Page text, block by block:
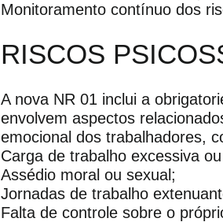
Monitoramento contínuo dos
RISCOS
A nova NR 01 inclui a
envolvem aspectos
emocional dos trabalhadores,
Carga de trabalho excessiva
Assédio moral ou sexual;
Jornadas de trabalho
Falta de controle sobre o